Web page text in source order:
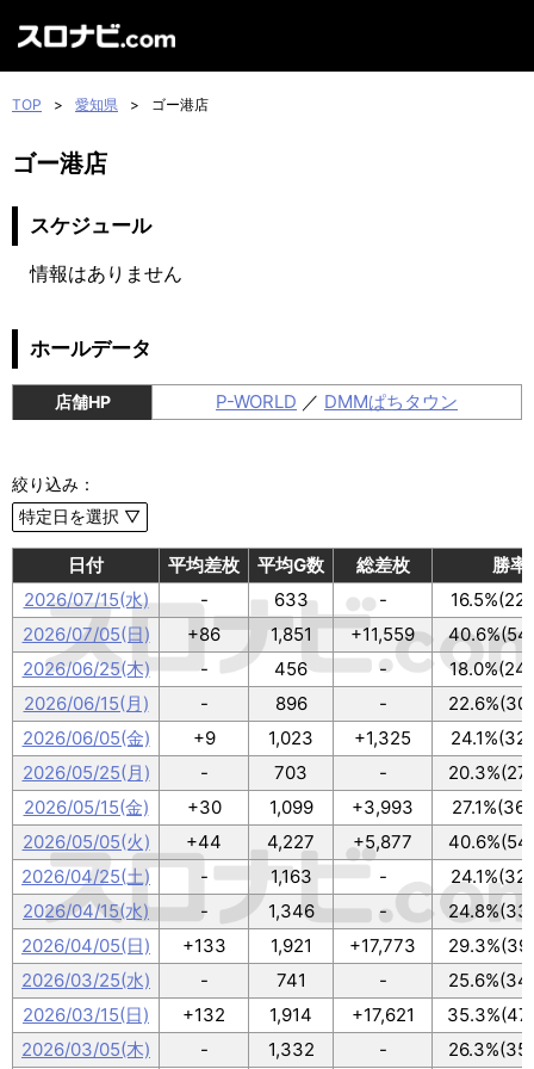
TOP > 愛知県 > ゴー港店
ゴー港店
スケジュール
情報はありません
ホールデータ
店舗HP P-WORLD ／ DMMぱちタウン
絞り込み：
日付 平均差枚 平均G数 総差枚
勝率
2026/07/15(水)
- 633 -
2026/07/05(日)
+86 1,851 +11,559
2026/06/25(木)
- 456 -
2026/06/15(月)
- 896 -
2026/06/05(金)
+9 1,023 +1,325
2026/05/25(月)
- 703 -
2026/05/15(金)
+30 1,099 +3,993
2026/05/05(火)
+44 4,227 +5,877
2026/04/25(土)
- 1,163 -
2026/04/15(水)
- 1,346 -
2026/04/05(日)
+133 1,921 +17,773
2026/03/25(水)
- 741 -
2026/03/15(日)
+132 1,914 +17,621
2026/03/05(木)
- 1,332 -